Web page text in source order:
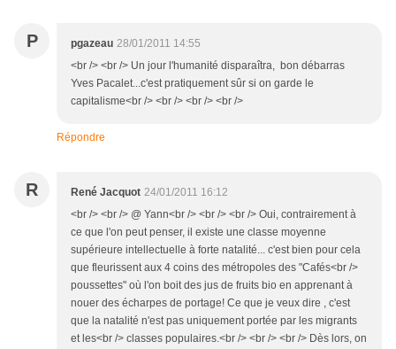
P pgazeau 28/01/2011 14:55
<br /> <br /> Un jour l'humanité disparaîtra, bon débarras
Yves Pacalet...c'est pratiquement sûr si on garde le
capitalisme<br /> <br /> <br /> <br />
Répondre
R René Jacquot 24/01/2011 16:12
<br /> <br /> @ Yann<br /> <br /> <br /> Oui, contrairement à
ce que l'on peut penser, il existe une classe moyenne
supérieure intellectuelle à forte natalité... c'est bien pour cela
que fleurissent aux 4 coins des métropoles des "Cafés<br />
poussettes" où l'on boit des jus de fruits bio en apprenant à
nouer des écharpes de portage! Ce que je veux dire , c'est
que la natalité n'est pas uniquement portée par les migrants
et les<br /> classes populaires.<br /> <br /> <br /> Dès lors, on